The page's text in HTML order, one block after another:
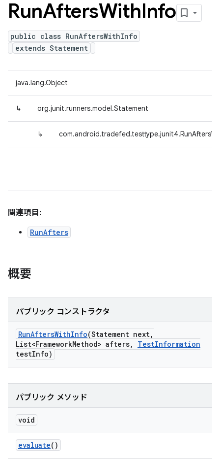
RunAftersWithInfo
public class RunAftersWithInfo
extends Statement
java.lang.Object
↳ org.junit.runners.model.Statement
↳
関連項目:
RunAfters
概要
パブリック コンストラクタ
RunAftersWithInfo(Statement next,
List<FrameworkMethod> afters, TestInformation
testInfo)
パブリック メソッド
void
evaluate()